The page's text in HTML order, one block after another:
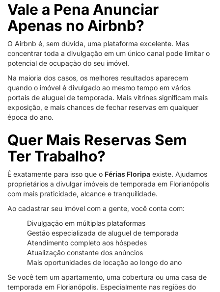
Vale a Pena Anunciar
Apenas no Airbnb?
O Airbnb é, sem dúvida, uma plataforma excelente. Mas
concentrar toda a divulgação em um único canal pode limitar o
potencial de ocupação do seu imóvel.
Na maioria dos casos, os melhores resultados aparecem
quando o imóvel é divulgado ao mesmo tempo em vários
portais de aluguel de temporada. Mais vitrines significam mais
exposição, e mais chances de fechar reservas em qualquer
época do ano.
Quer Mais Reservas Sem
Ter Trabalho?
É exatamente para isso que o Férias Floripa existe. Ajudamos
proprietários a divulgar imóveis de temporada em Florianópolis
com mais praticidade, alcance e tranquilidade.
Ao cadastrar seu imóvel com a gente, você conta com:
Divulgação em múltiplas plataformas
Gestão especializada de aluguel de temporada
Atendimento completo aos hóspedes
Atualização constante dos anúncios
Mais oportunidades de locação ao longo do ano
Se você tem um apartamento, uma cobertura ou uma casa de
temporada em Florianópolis. Especialmente nas regiões do